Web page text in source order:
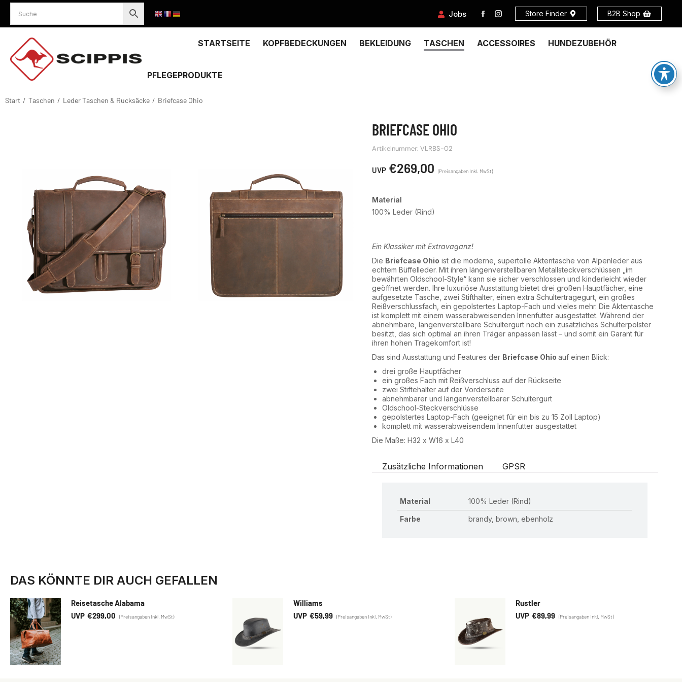
Jobs Store Finder B2B Shop
STARTSEITE KOPFBEDECKUNGEN BEKLEIDUNG TASCHEN ACCESSOIRES HUNDEZUBEHÖR
PFLEGEPRODUKTE
Sie befinden sich hier:
Start Taschen Leder Taschen & Rucksäcke Briefcase Ohio
BRIEFCASE OHIO
Artikelnummer: VLRBS-02
€269,00
Material
100% Leder (Rind)
Ein Klassiker mit Extravaganz!
Die Briefcase Ohio ist die moderne, supertolle Aktentasche von Alpenleder aus
echtem Büffelleder. Mit ihren längenverstellbaren Metallsteckverschlüssen „im
bewährten Oldschool-Style“ kann sie sicher verschlossen und kinderleicht wieder
geöffnet werden. Ihre luxuriöse Ausstattung bietet drei großen Hauptfächer, eine
aufgesetzte Tasche, zwei Stifthalter, einen extra Schultertragegurt, ein großes
Reißverschlussfach, ein gepolstertes Laptop-Fach und vieles mehr. Die Aktentasche
ist komplett mit einem wasserabweisenden Innenfutter ausgestattet. Während der
abnehmbare, längenverstellbare Schultergurt noch ein zusätzliches Schulterpolster
besitzt, das sich optimal an ihren Träger anpassen lässt – und somit ein Garant für
ihren hohen Tragekomfort ist!
Das sind Ausstattung und Features der Briefcase Ohioauf einen Blick:
drei große Hauptfächer
ein großes Fach mit Reißverschluss auf der Rückseite
zwei Stiftehalter auf der Vorderseite
abnehmbarer und längenverstellbarer Schultergurt
Oldschool-Steckverschlüsse
gepolstertes Laptop-Fach (geeignet für ein bis zu 15 Zoll Laptop)
komplett mit wasserabweisendem Innenfutter ausgestattet
Die Maße: H32 x W16 x L40
Zusätzliche Informationen GPSR
Material 100% Leder (Rind)
Farbe brandy, brown, ebenholz
DAS KÖNNTE DIR AUCH GEFALLEN
Reisetasche Alabama
€299,00
Williams
€59,99
Rustler
€89,99